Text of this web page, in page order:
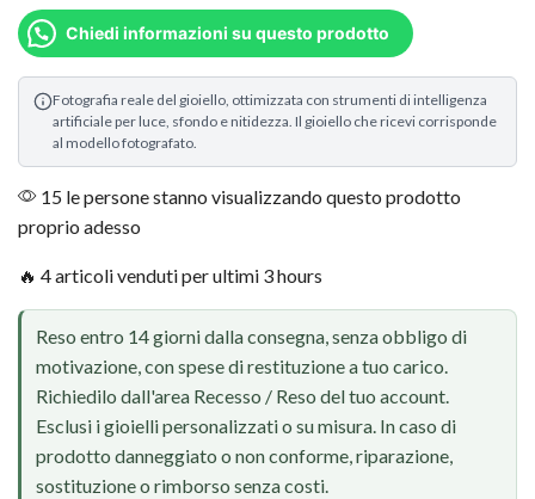
Chiedi informazioni su questo prodotto
Fotografia reale del gioiello, ottimizzata con strumenti di intelligenza
artificiale per luce, sfondo e nitidezza. Il gioiello che ricevi corrisponde
al modello fotografato.
15 le persone stanno visualizzando questo prodotto
proprio adesso
🔥 4 articoli venduti per ultimi 3 hours
Reso entro 14 giorni dalla consegna, senza obbligo di
motivazione, con spese di restituzione a tuo carico.
Richiedilo dall'area Recesso / Reso del tuo account.
Esclusi i gioielli personalizzati o su misura. In caso di
prodotto danneggiato o non conforme, riparazione,
sostituzione o rimborso senza costi.